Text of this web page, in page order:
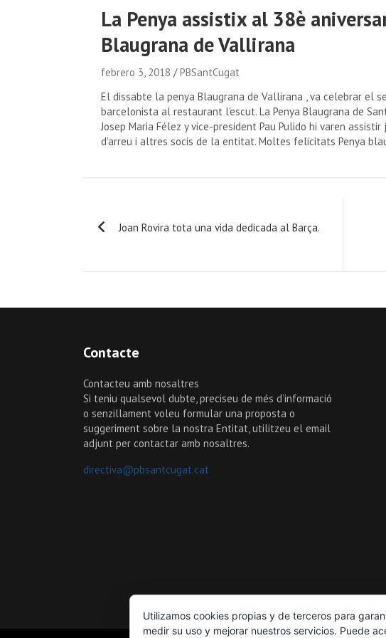
La Penya assistix al 38è
Blaugrana de Vallirana
febrero 3, 2018
PBSantCugat
El dissabte la penya Blaugrana de Vallirana , va celebrar el
barcelonista al restaurant l’escut. La Penya Blaugrana de
Josep Maria Félez y vice-president Pau Pulido hi varen
d’arreu i altres socis de la entitat. Moltes felicitats Penya
Joan Rovira tota una vida dedicada al Barça.
Contacte
Contacteu amb nosaltres
Si teniu qualsevol dubte, preciseu de més d’informació
o senzillament voleu formular una proposta o
suggeriment sobre la nostra Entitat, utilitzeu el email
adjunt per contactar amb nosaltres.
directiva@pbsantcugat.cat
Utilizamos cookies propias y de terceros para
medir su uso y mejorar nuestros servicios. Puede